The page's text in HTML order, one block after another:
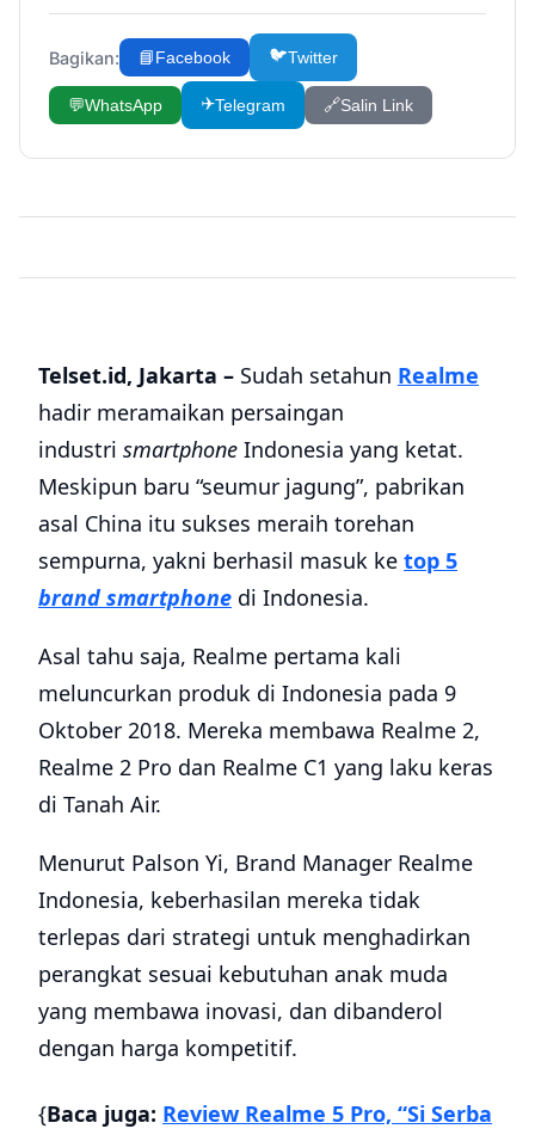
Bagikan: 📘Facebook 🐦Twitter
💬WhatsApp ✈️Telegram 🔗Salin Link
Telset.id, Jakarta – Sudah setahun Realme
hadir meramaikan persaingan
industri smartphone Indonesia yang ketat.
Meskipun baru “seumur jagung”, pabrikan
asal China itu sukses meraih torehan
sempurna, yakni berhasil masuk ke top 5
brand smartphone di Indonesia.
Asal tahu saja, Realme pertama kali
meluncurkan produk di Indonesia pada 9
Oktober 2018. Mereka membawa Realme 2,
Realme 2 Pro dan Realme C1 yang laku keras
di Tanah Air.
Menurut Palson Yi, Brand Manager Realme
Indonesia, keberhasilan mereka tidak
terlepas dari strategi untuk menghadirkan
perangkat sesuai kebutuhan anak muda
yang membawa inovasi, dan dibanderol
dengan harga kompetitif.
{Baca juga: Review Realme 5 Pro, “Si Serba